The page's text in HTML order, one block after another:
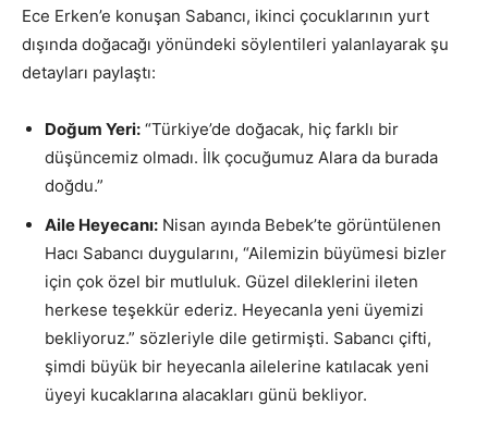
Ece Erken’e konuşan Sabancı, ikinci çocuklarının yurt
dışında doğacağı yönündeki söylentileri yalanlayarak şu
detayları paylaştı:
Doğum Yeri: “Türkiye’de doğacak, hiç farklı bir
düşüncemiz olmadı. İlk çocuğumuz Alara da burada
doğdu.”
Aile Heyecanı: Nisan ayında Bebek’te görüntülenen
Hacı Sabancı duygularını, “Ailemizin büyümesi bizler
için çok özel bir mutluluk. Güzel dileklerini ileten
herkese teşekkür ederiz. Heyecanla yeni üyemizi
bekliyoruz.” sözleriyle dile getirmişti. Sabancı çifti,
şimdi büyük bir heyecanla ailelerine katılacak yeni
üyeyi kucaklarına alacakları günü bekliyor.